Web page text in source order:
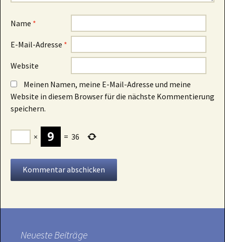
Name *
E-Mail-Adresse *
Website
Meinen Namen, meine E-Mail-Adresse und meine
Website in diesem Browser für die nächste Kommentierung
speichern.
× = 36
Neueste Beiträge